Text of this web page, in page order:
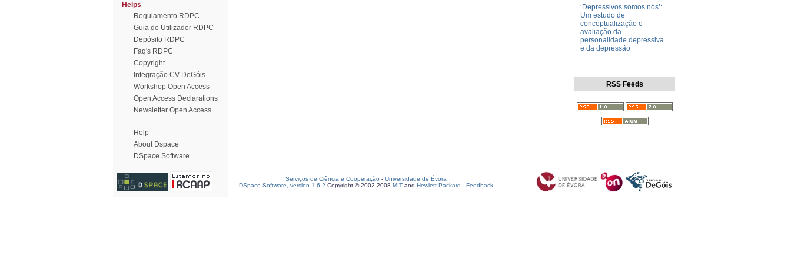
Helps
Regulamento RDPC
Guia do Utilizador RDPC
Depósito RDPC
Faq's RDPC
Copyright
Integração CV DeGóis
Workshop Open Access
Open Access Declarations
Newsletter Open Access
Help
About Dspace
DSpace Software
‘Depressivos somos nós’:
Um estudo de
conceptualização e
avaliação da
personalidade depressiva
e da depressão
RSS Feeds
Serviços de Ciência e Cooperação - Universidade de Évora
DSpace Software, version 1.6.2 Copyright © 2002-2008 MIT and Hewlett-Packard - Feedback